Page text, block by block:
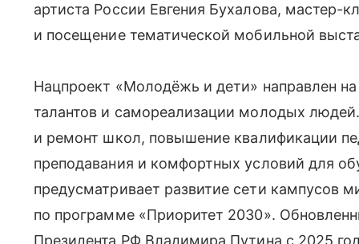
артиста России Евгения Бухалова,
и посещение тематической мобильной
Нацпроект «Молодёжь и дети» направлен
талантов и самореализации молодых
и ремонт школ, повышение квалификации
преподавания и комфортных условий для
предусматривает развитие сети кампусов
по программе «Приоритет 2030».
Президента РФ Владимира Путина с 2025